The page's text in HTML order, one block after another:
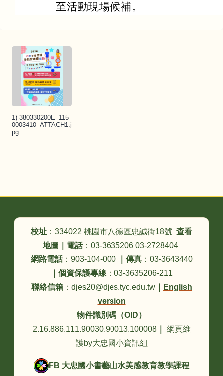
至活動現場候補。
1) 380330200E_115
0003410_ATTACH1.j
pg
校址 ：334022 桃園市八德區忠誠街18號 查看
地圖
電話：03-3635206 03-2728404
網路電話：903-104-000 傳真：03-3643440
個資保護專線 ：03-3635206-211
聯絡信箱：djes20@djes.tyc.edu.tw｜
English
version
物件識別碼（OID）
2.16.886.111.90030.90013.100008｜
網頁維
護by大忠國小資訊組
FB 大忠國小書藝山水美感教育教學課程